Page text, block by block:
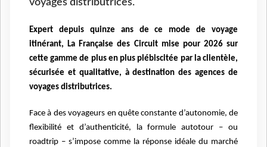
Expert depuis quinze ans de ce mode de voyage
itinérant, La Française des Circuit mise pour 2026 sur
cette gamme de plus en plus plébiscitée par la clientèle,
sécurisée et qualitative, à destination des agences de
voyages distributrices.
Face à des voyageurs en quête constante d’autonomie, de
flexibilité et d’authenticité, la formule autotour – ou
roadtrip – s’impose comme la réponse idéale du marché